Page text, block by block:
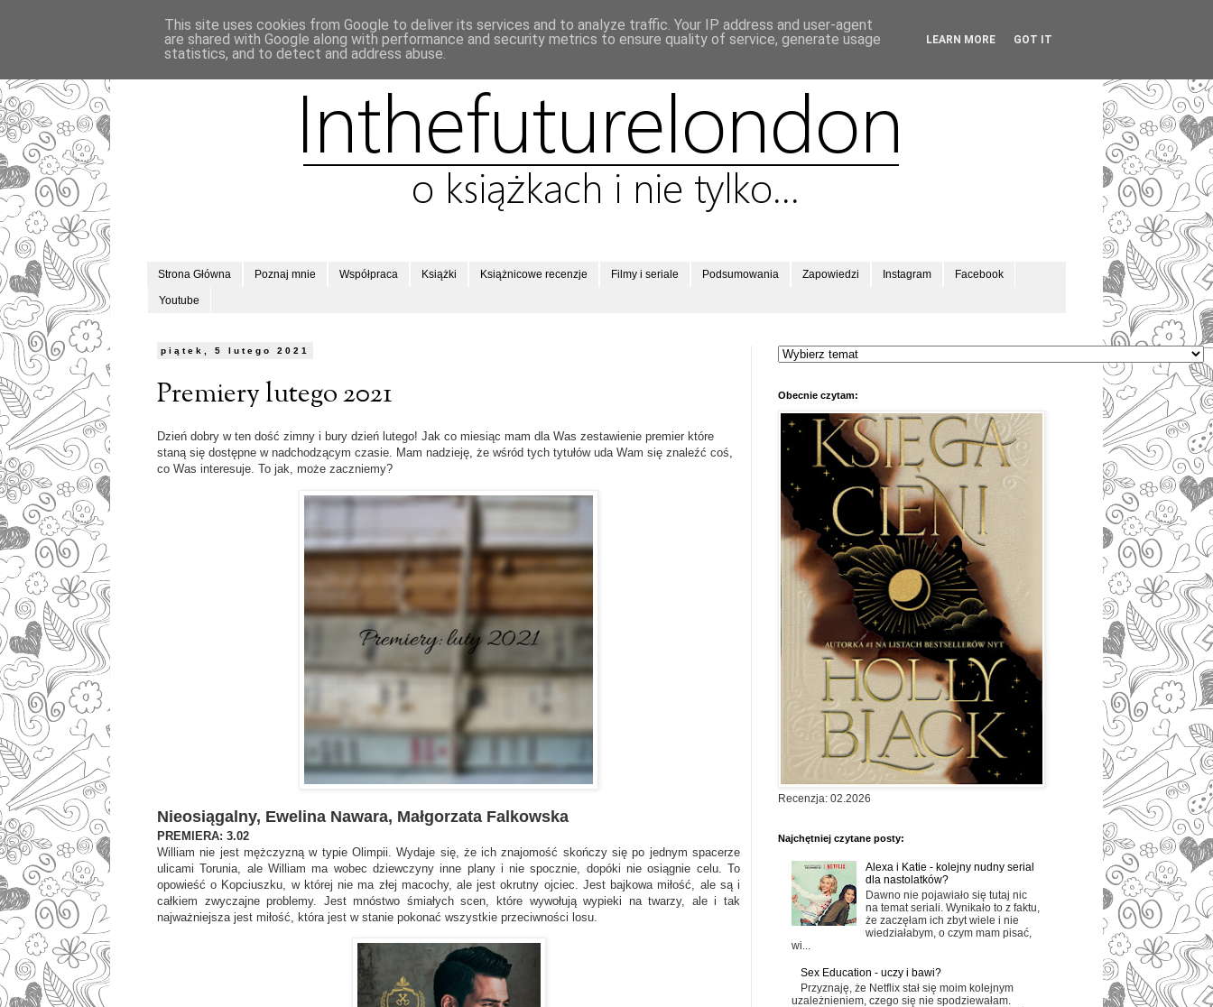
Strona Główna Poznaj mnie Współpraca Książki Książnicowe recenzje Filmy i seriale Podsumowania Zapowiedzi Instagram Facebook
Youtube
piątek, 5 lutego 2021
Premiery lutego 2021
Dzień dobry w ten dość zimny i bury dzień lutego! Jak co miesiąc mam dla Was zestawienie premier które
staną się dostępne w nadchodzącym czasie. Mam nadzieję, że wśród tych tytułów uda Wam się znaleźć coś,
co Was interesuje. To jak, może zaczniemy?
Nieosiągalny, Ewelina Nawara, Małgorzata Falkowska
PREMIERA: 3.02
William nie jest mężczyzną w typie Olimpii. Wydaje się, że ich znajomość skończy się po jednym spacerze
ulicami Torunia, ale William ma wobec dziewczyny inne plany i nie spocznie, dopóki nie osiągnie celu. To
opowieść o Kopciuszku, w której nie ma złej macochy, ale jest okrutny ojciec. Jest bajkowa miłość, ale są i
całkiem zwyczajne problemy. Jest mnóstwo śmiałych scen, które wywołują wypieki na twarzy, ale i tak
najważniejsza jest miłość, która jest w stanie pokonać wszystkie przeciwności losu.
Obecnie czytam:
Recenzja: 02.2026
Najchętniej czytane posty:
Alexa i Katie - kolejny nudny serial
dla nastolatków?
Dawno nie pojawiało się tutaj nic
na temat seriali. Wynikało to z faktu,
że zaczęłam ich zbyt wiele i nie
wiedziałabym, o czym mam pisać,
wi...
Sex Education - uczy i bawi?
Przyznaję, że Netflix stał się moim kolejnym
uzależnieniem, czego się nie spodziewałam.
This site uses cookies from Google to deliver its services and to analyze traffic. Your IP address and user-agent
are shared with Google along with performance and security metrics to ensure quality of service, generate usage
statistics, and to detect and address abuse.
LEARN MORE GOT IT